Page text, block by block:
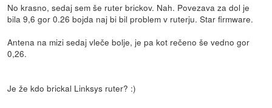
No krasno, sedaj sem še ruter brickov. Nah. Povezava za dol je
bila 9,6 gor 0.26 bojda naj bi bil problem v ruterju. Star firmware.
Antena na mizi sedaj vleče bolje, je pa kot rečeno še vedno gor
0,26.
Je že kdo brickal Linksys ruter? :)